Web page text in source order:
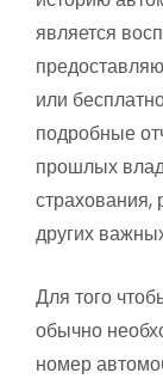
является
или
подробные
прошлых
страхования,
других
Для того
обычно
номер